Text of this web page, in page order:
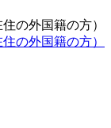
の外国籍の方）
の外国籍の方）